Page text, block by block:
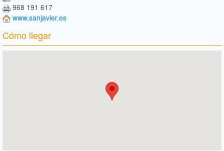
968 191 617
www.sanjavier.es
Cómo llegar